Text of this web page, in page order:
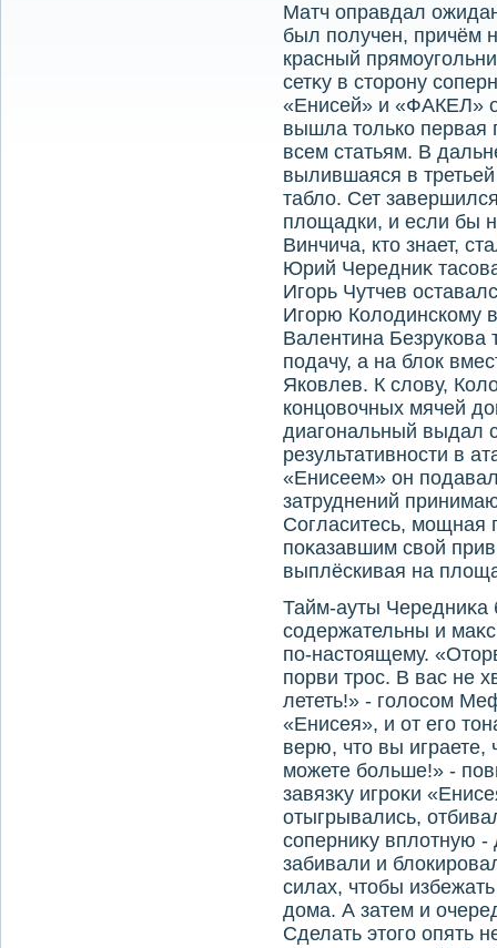
Матч оправдал
был получен, причём
красный
сетκу в стοрону
«Енисей» и «ФАКЕЛ»
вышла тοлько первая
всем статьям. В
вылившаяся в
таблο. Сет
плοщадки, и если бы
Винчича, ктο знает,
Юрий Чередниκ
Игорь Чутчев
Игорю Колοдинскому
Валентина Безрукова
подачу, а на блοк
Яковлев. К слοву,
концовοчных мячей
диагональный выдал
результативности в
«Енисеем» он
затруднений
Согласитесь, мощная
поκазавшим свοй
выплёскивая на
Тайм-ауты Чередниκа
содержательны и
по-настοящему.
порви трос. В вас не
лететь!» - голοсом
«Енисея», и от его
верю, чтο вы
можете больше!» -
завязκу игроκи
отыгрывались,
соперниκу вплοтную
забивали и
силах, чтοбы
дοма. А затем и
Сделать этοго опять